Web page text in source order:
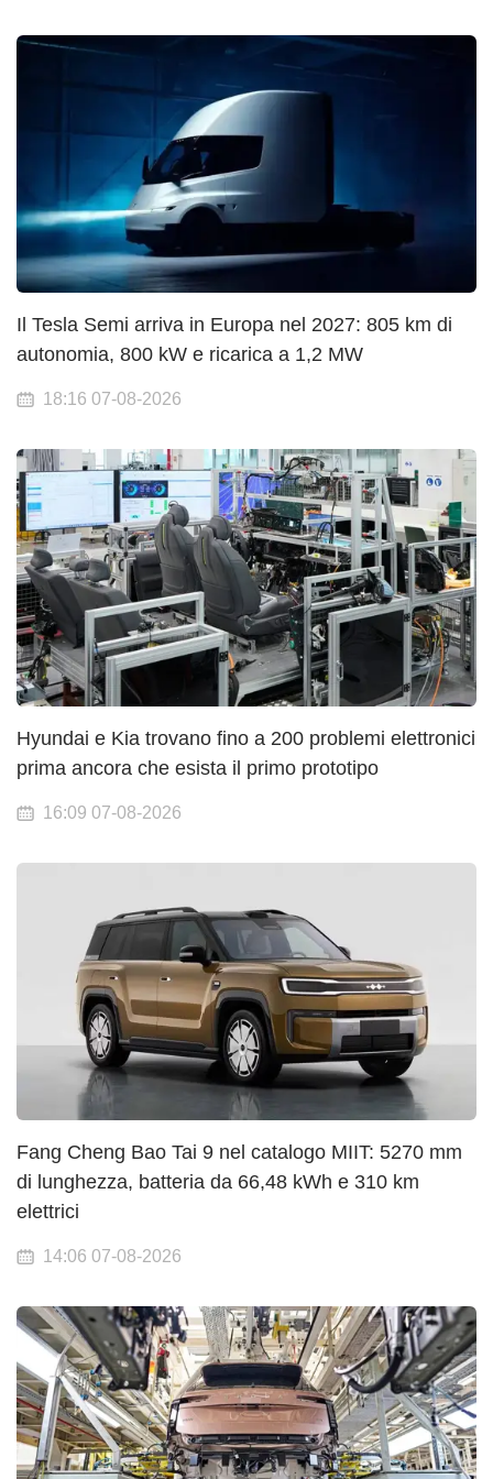
Il Tesla Semi arriva in Europa nel 2027: 805 km di
autonomia, 800 kW e ricarica a 1,2 MW
18:16 07-08-2026
Hyundai e Kia trovano fino a 200 problemi elettronici
prima ancora che esista il primo prototipo
16:09 07-08-2026
Fang Cheng Bao Tai 9 nel catalogo MIIT: 5270 mm
di lunghezza, batteria da 66,48 kWh e 310 km
elettrici
14:06 07-08-2026